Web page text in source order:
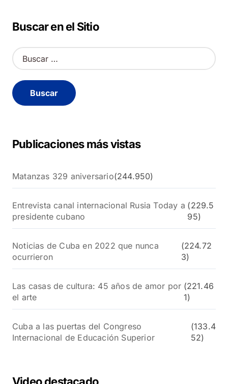
Buscar en el Sitio
B
u
c
a
Publicaciones más vistas
Matanzas 329 aniversario(244.950)
Entrevista canal internacional Rusia Today a
presidente cubano
(229.5
95)
Noticias de Cuba en 2022 que nunca
ocurrieron
(224.72
3)
Las casas de cultura: 45 años de amor por
el arte
(221.46
1)
Cuba a las puertas del Congreso
Internacional de Educación Superior
(133.4
52)